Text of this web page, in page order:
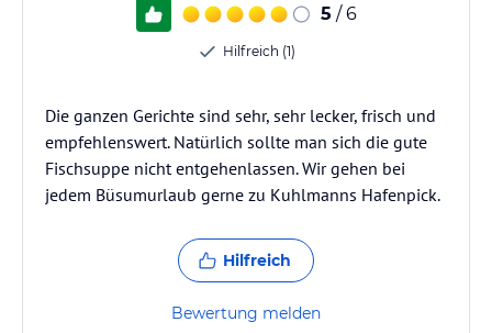
5 / 6
Hilfreich (1)
Die ganzen Gerichte sind sehr, sehr lecker, frisch und
empfehlenswert. Natürlich sollte man sich die gute
Fischsuppe nicht entgehenlassen. Wir gehen bei
jedem Büsumurlaub gerne zu Kuhlmanns Hafenpick.
Hilfreich
Bewertung melden